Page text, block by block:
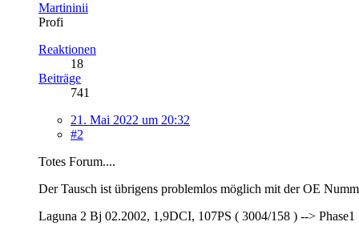
Martininii
Profi
Reaktionen
18
Beiträge
741
21. Mai 2022 um 20:32
#2
Totes Forum....
Der Tausch ist übrigens problemlos möglich mit der OE
Laguna 2 Bj 02.2002, 1,9DCI, 107PS ( 3004/158 ) --> Phase1